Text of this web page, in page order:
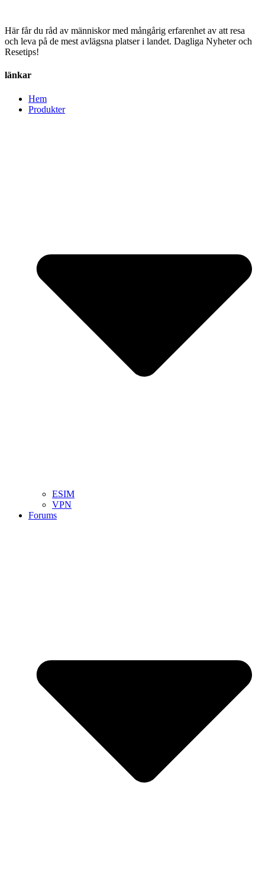
Här får du råd av människor med mångårig erfarenhet av att resa
och leva på de mest avlägsna platser i landet. Dagliga Nyheter och
Resetips!
länkar
Hem
Produkter
ESIM
VPN
Forums